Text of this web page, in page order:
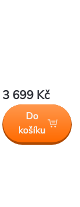
3 699 Kč
Do
košíku